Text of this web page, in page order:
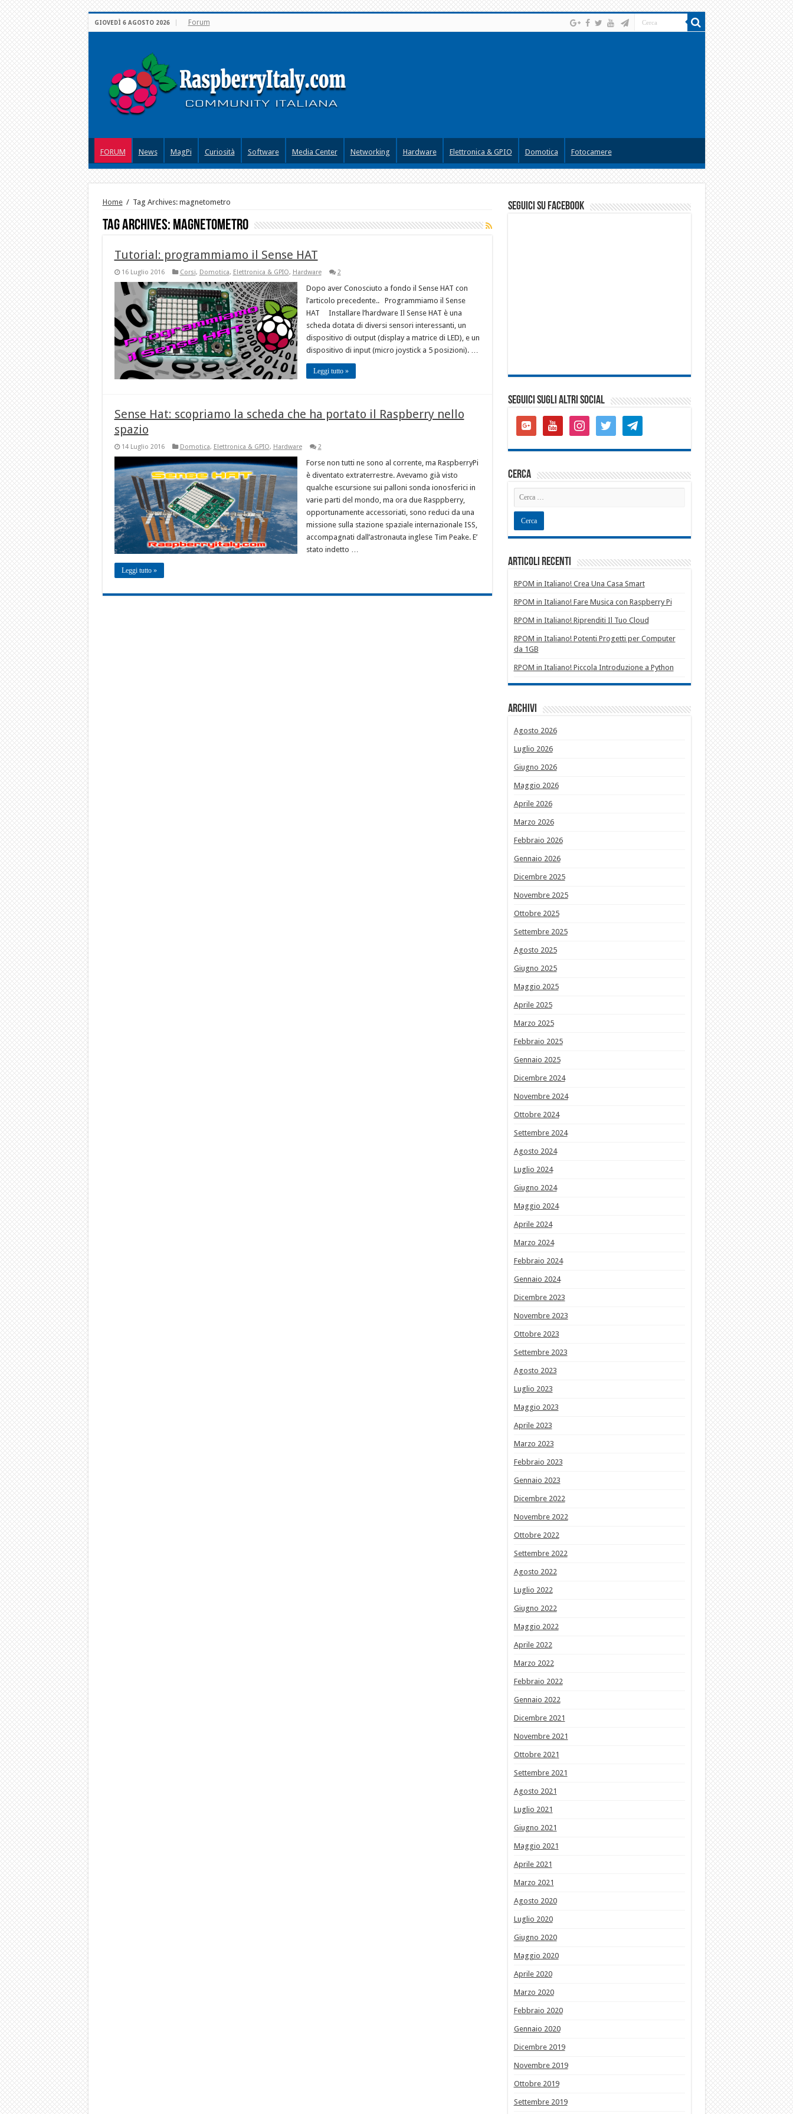
GIOVEDÌ 6 AGOSTO 2026 Forum
FORUM News MagPi Curiosità Software Media Center Networking Hardware Elettronica & GPIO Domotica Fotocamere
Home / Tag Archives: magnetometro
Tag Archives: magnetometro
Tutorial: programmiamo il Sense HAT
16 Luglio 2016 Corsi, Domotica, Elettronica & GPIO, Hardware 2
Dopo aver Conosciuto a fondo il Sense HAT con
l’articolo precedente.. Programmiamo il Sense
HAT Installare l’hardware Il Sense HAT è una
scheda dotata di diversi sensori interessanti, un
dispositivo di output (display a matrice di LED), e un
dispositivo di input (micro joystick a 5 posizioni). …
Leggi tutto »
Sense Hat: scopriamo la scheda che ha portato il Raspberry nello
spazio
14 Luglio 2016 Domotica, Elettronica & GPIO, Hardware 2
Forse non tutti ne sono al corrente, ma RaspberryPi
è diventato extraterrestre. Avevamo già visto
qualche escursione sui palloni sonda ionosferici in
varie parti del mondo, ma ora due Rasppberry,
opportunamente accessoriati, sono reduci da una
missione sulla stazione spaziale internazionale ISS,
accompagnati dall’astronauta inglese Tim Peake. E’
stato indetto …
Leggi tutto »
seguici su facebook
SEGUICI SUGLI ALTRI SOCIAL
google-
plus-
youtube instagramtwitter telegram
cerca
Articoli recenti
RPOM in Italiano! Crea Una Casa Smart
RPOM in Italiano! Fare Musica con Raspberry Pi
RPOM in Italiano! Riprenditi Il Tuo Cloud
RPOM in Italiano! Potenti Progetti per Computer
da 1GB
RPOM in Italiano! Piccola Introduzione a Python
Archivi
Agosto 2026
Luglio 2026
Giugno 2026
Maggio 2026
Aprile 2026
Marzo 2026
Febbraio 2026
Gennaio 2026
Dicembre 2025
Novembre 2025
Ottobre 2025
Settembre 2025
Agosto 2025
Giugno 2025
Maggio 2025
Aprile 2025
Marzo 2025
Febbraio 2025
Gennaio 2025
Dicembre 2024
Novembre 2024
Ottobre 2024
Settembre 2024
Agosto 2024
Luglio 2024
Giugno 2024
Maggio 2024
Aprile 2024
Marzo 2024
Febbraio 2024
Gennaio 2024
Dicembre 2023
Novembre 2023
Ottobre 2023
Settembre 2023
Agosto 2023
Luglio 2023
Maggio 2023
Aprile 2023
Marzo 2023
Febbraio 2023
Gennaio 2023
Dicembre 2022
Novembre 2022
Ottobre 2022
Settembre 2022
Agosto 2022
Luglio 2022
Giugno 2022
Maggio 2022
Aprile 2022
Marzo 2022
Febbraio 2022
Gennaio 2022
Dicembre 2021
Novembre 2021
Ottobre 2021
Settembre 2021
Agosto 2021
Luglio 2021
Giugno 2021
Maggio 2021
Aprile 2021
Marzo 2021
Agosto 2020
Luglio 2020
Giugno 2020
Maggio 2020
Aprile 2020
Marzo 2020
Febbraio 2020
Gennaio 2020
Dicembre 2019
Novembre 2019
Ottobre 2019
Settembre 2019